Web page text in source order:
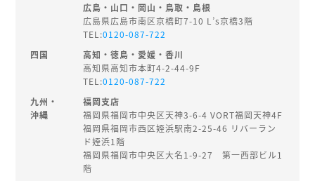
広島・山口・岡山・鳥取・島根
広島県広島市南区京橋町7-10 L’s京橋3階
TEL:0120-087-722
四国
高知・徳島・愛媛・香川
高知県高知市本町4-2-44-9F
TEL:0120-087-722
九州・
沖縄
福岡支店
福岡県福岡市中央区天神3-6-4 VORT福岡天神4F
福岡県福岡市西区姪浜駅南2-25-46 リバーラン
ド姪浜1階
福岡県福岡市中央区大名1-9-27 第一西部ビル1
階